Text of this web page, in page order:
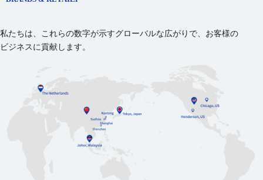
私たちは、これらの数字が示すグローバルな広がりで、お客様の
ビジネスに貢献します。